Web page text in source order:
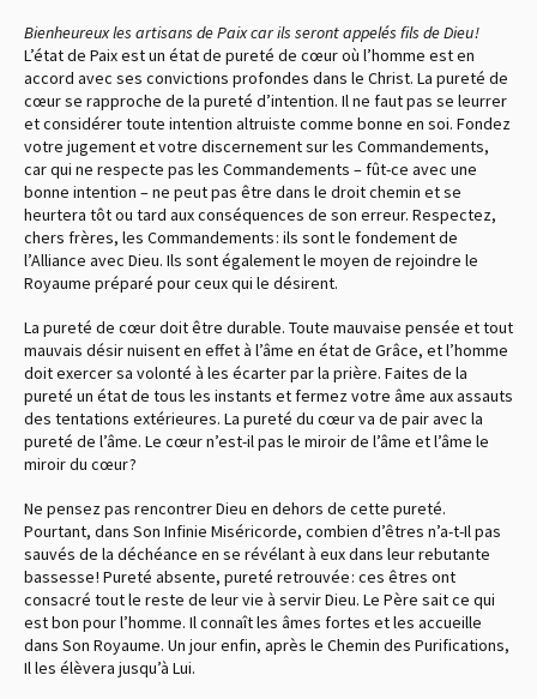
Bienheureux les artisans de Paix car ils seront appelés fils de Dieu !
L’état de Paix est un état de pureté de cœur où l’homme est en
accord avec ses convictions profondes dans le Christ. La pureté de
cœur se rapproche de la pureté d’intention. Il ne faut pas se leurrer
et considérer toute intention altruiste comme bonne en soi. Fondez
votre jugement et votre discernement sur les Commandements,
car qui ne respecte pas les Commandements – fût-ce avec une
bonne intention – ne peut pas être dans le droit chemin et se
heurtera tôt ou tard aux conséquences de son erreur. Respectez,
chers frères, les Commandements : ils sont le fondement de
l’Alliance avec Dieu. Ils sont également le moyen de rejoindre le
Royaume préparé pour ceux qui le désirent.
La pureté de cœur doit être durable. Toute mauvaise pensée et tout
mauvais désir nuisent en effet à l’âme en état de Grâce, et l’homme
doit exercer sa volonté à les écarter par la prière. Faites de la
pureté un état de tous les instants et fermez votre âme aux assauts
des tentations extérieures. La pureté du cœur va de pair avec la
pureté de l’âme. Le cœur n’est-il pas le miroir de l’âme et l’âme le
miroir du cœur ?
Ne pensez pas rencontrer Dieu en dehors de cette pureté.
Pourtant, dans Son Infinie Miséricorde, combien d’êtres n’a-t-Il pas
sauvés de la déchéance en se révélant à eux dans leur rebutante
bassesse ! Pureté absente, pureté retrouvée : ces êtres ont
consacré tout le reste de leur vie à servir Dieu. Le Père sait ce qui
est bon pour l’homme. Il connaît les âmes fortes et les accueille
dans Son Royaume. Un jour enfin, après le Chemin des Purifications,
Il les élèvera jusqu’à Lui.